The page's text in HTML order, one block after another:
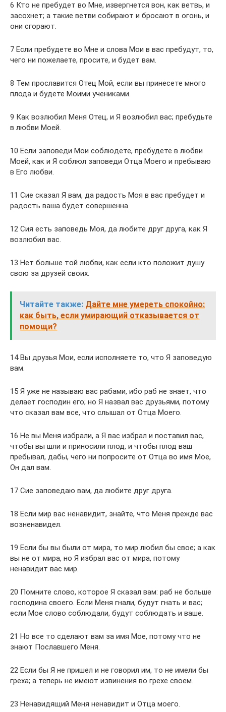
6 Кто не пребудет во Мне, извергнется вон, как ветвь, и
засохнет; а такие ветви собирают и бросают в огонь, и
они сгорают.
7 Если пребудете во Мне и слова Мои в вас пребудут, то,
чего ни пожелаете, просите, и будет вам.
8 Тем прославится Отец Мой, если вы принесете много
плода и будете Моими учениками.
9 Как возлюбил Меня Отец, и Я возлюбил вас; пребудьте
в любви Моей.
10 Если заповеди Мои соблюдете, пребудете в любви
Моей, как и Я соблюл заповеди Отца Моего и пребываю
в Его любви.
11 Сие сказал Я вам, да радость Моя в вас пребудет и
радость ваша будет совершенна.
12 Сия есть заповедь Моя, да любите друг друга, как Я
возлюбил вас.
13 Нет больше той любви, как если кто положит душу
свою за друзей своих.
Читайте также: Дайте мне умереть спокойно:
как быть, если умирающий отказывается от
помощи?
14 Вы друзья Мои, если исполняете то, что Я заповедую
вам.
15 Я уже не называю вас рабами, ибо раб не знает, что
делает господин его; но Я назвал вас друзьями, потому
что сказал вам все, что слышал от Отца Моего.
16 Не вы Меня избрали, а Я вас избрал и поставил вас,
чтобы вы шли и приносили плод, и чтобы плод ваш
пребывал, дабы, чего ни попросите от Отца во имя Мое,
Он дал вам.
17 Сие заповедаю вам, да любите друг друга.
18 Если мир вас ненавидит, знайте, что Меня прежде вас
возненавидел.
19 Если бы вы были от мира, то мир любил бы свое; а как
вы не от мира, но Я избрал вас от мира, потому
ненавидит вас мир.
20 Помните слово, которое Я сказал вам: раб не больше
господина своего. Если Меня гнали, будут гнать и вас;
если Мое слово соблюдали, будут соблюдать и ваше.
21 Но все то сделают вам за имя Мое, потому что не
знают Пославшего Меня.
22 Если бы Я не пришел и не говорил им, то не имели бы
греха; а теперь не имеют извинения во грехе своем.
23 Ненавидящий Меня ненавидит и Отца моего.